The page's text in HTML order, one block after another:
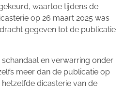
waartoe tijdens de
op 26 maart 2025 was
gegeven tot de publicatie
en verwarring onder
meer dan de publicatie op
dicasterie van de